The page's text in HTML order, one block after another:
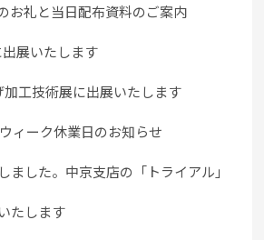
お礼と当日配布資料のご案内
展いたします
工技術展に出展いたします
ィーク休業日のお知らせ
ました。中京支店の「トライアル」
たします